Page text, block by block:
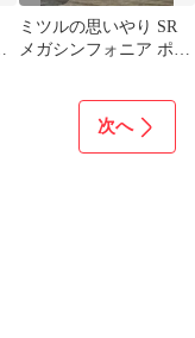
ミツルの思いやり SR
メガシンフォニア ポケ
次へ